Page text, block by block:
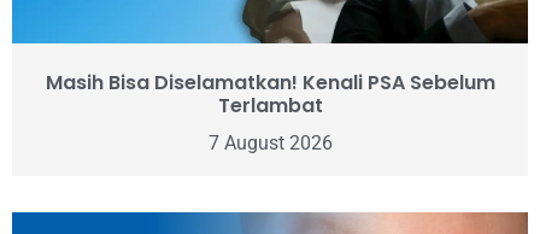
Masih Bisa Diselamatkan! Kenali PSA Sebelum
Terlambat
7 August 2026